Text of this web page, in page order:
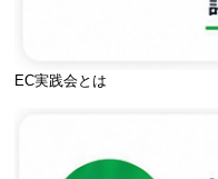
EC実践会とは